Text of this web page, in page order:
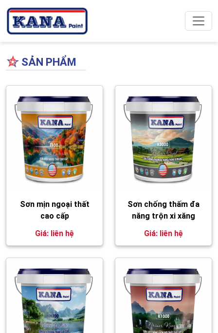
SẢN PHẨM
Sơn mịn ngoại thất
cao cấp
Giá: liên hệ
Sơn chống thấm đa
năng trộn xi xăng
Giá: liên hệ